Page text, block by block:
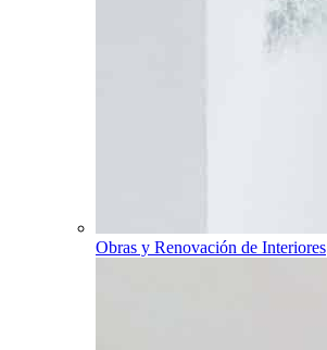
Obras y Renovación de Interiores